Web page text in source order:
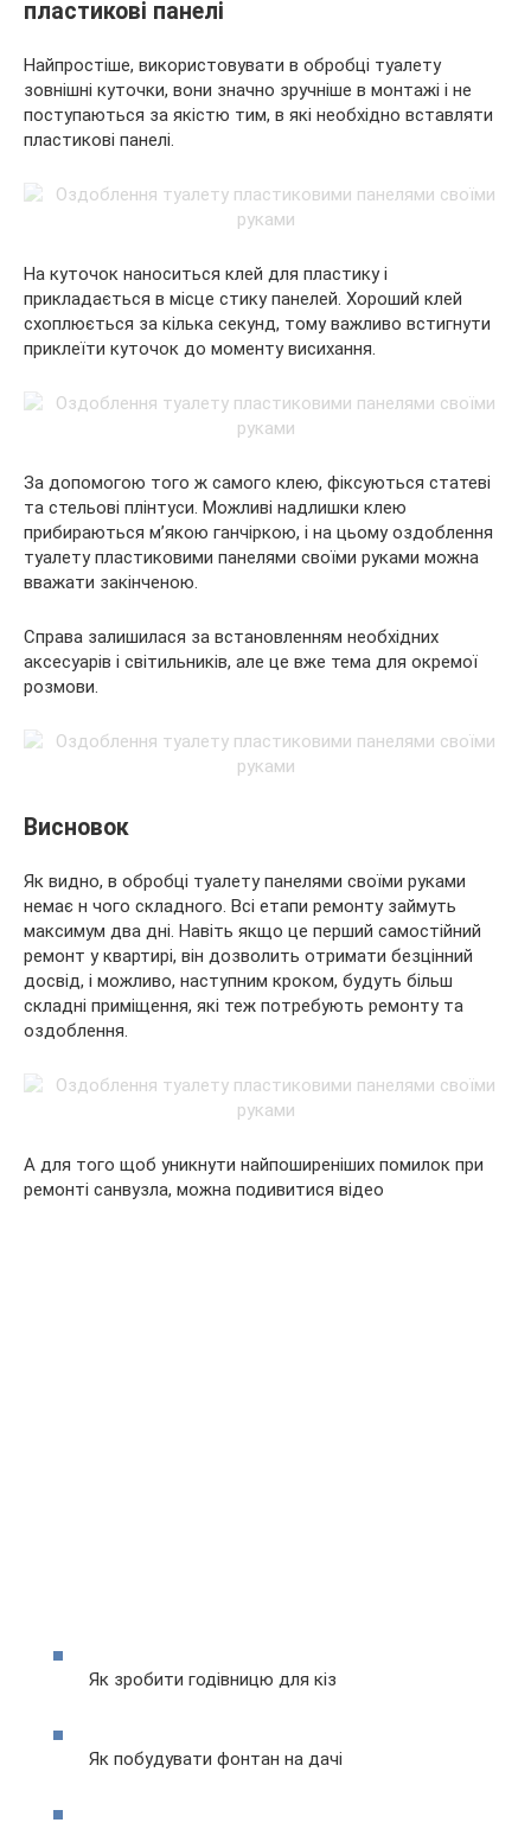
пластикові панелі
Найпростіше, використовувати в обробці туалету
зовнішні куточки, вони значно зручніше в монтажі і не
поступаються за якістю тим, в які необхідно вставляти
пластикові панелі.
На куточок наноситься клей для пластику і
прикладається в місце стику панелей. Хороший клей
схоплюється за кілька секунд, тому важливо встигнути
приклеїти куточок до моменту висихання.
За допомогою того ж самого клею, фіксуються статеві
та стельові плінтуси. Можливі надлишки клею
прибираються м’якою ганчіркою, і на цьому оздоблення
туалету пластиковими панелями своїми руками можна
вважати закінченою.
Справа залишилася за встановленням необхідних
аксесуарів і світильників, але це вже тема для окремої
розмови.
Висновок
Як видно, в обробці туалету панелями своїми руками
немає н чого складного. Всі етапи ремонту займуть
максимум два дні. Навіть якщо це перший самостійний
ремонт у квартирі, він дозволить отримати безцінний
досвід, і можливо, наступним кроком, будуть більш
складні приміщення, які теж потребують ремонту та
оздоблення.
А для того щоб уникнути найпоширеніших помилок при
ремонті санвузла, можна подивитися відео
Як зробити годівницю для кіз
Як побудувати фонтан на дачі